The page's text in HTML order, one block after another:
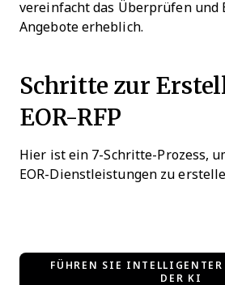
vereinfacht das Überprüfen und
Angebote erheblich.
Schritte zur
EOR-RFP
Hier ist ein 7-Schritte-Prozess,
EOR-Dienstleistungen zu
FÜHREN SIE
DER KI